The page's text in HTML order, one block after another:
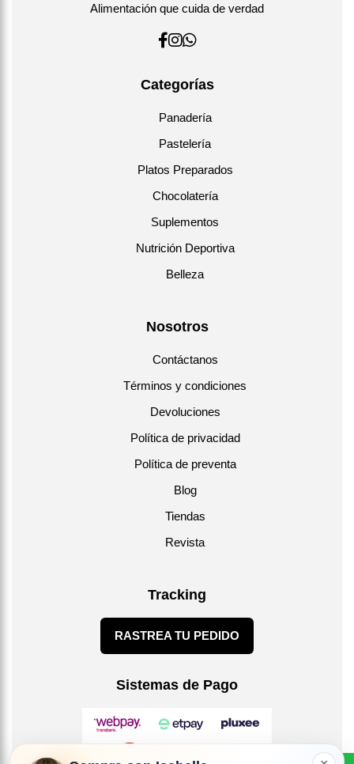
Alimentación que cuida de verdad
Categorías
Panadería
Pastelería
Platos Preparados
Chocolatería
Suplementos
Nutrición Deportiva
Belleza
Nosotros
Contáctanos
Términos y condiciones
Devoluciones
Política de privacidad
Política de preventa
Blog
Tiendas
Revista
Tracking
RASTREA TU PEDIDO
Sistemas de Pago